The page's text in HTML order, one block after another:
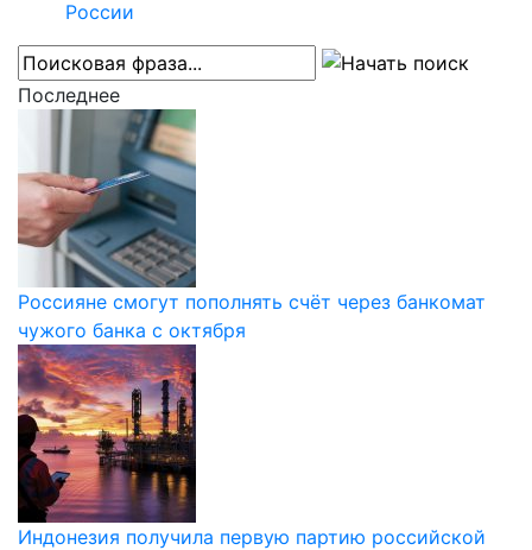
России
Последнее
Россияне смогут пополнять счёт через банкомат
чужого банка с октября
Индонезия получила первую партию российской